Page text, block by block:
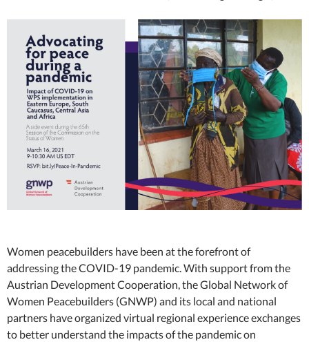
Women peacebuilders have been at the forefront of
addressing the COVID-19 pandemic. With support from the
Austrian Development Cooperation, the Global Network of
Women Peacebuilders (GNWP) and its local and national
partners have organized virtual regional experience exchanges
to better understand the impacts of the pandemic on